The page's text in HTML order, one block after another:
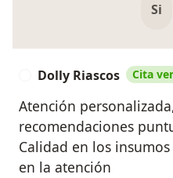
Si
Dolly Riascos Cita
Atención
recomendaciones
Calidad en los
en la atención